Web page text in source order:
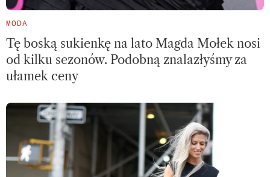
MODA
Tę boską sukienkę na lato Magda Mołek nosi
od kilku sezonów. Podobną znalazłyśmy za
ułamek ceny